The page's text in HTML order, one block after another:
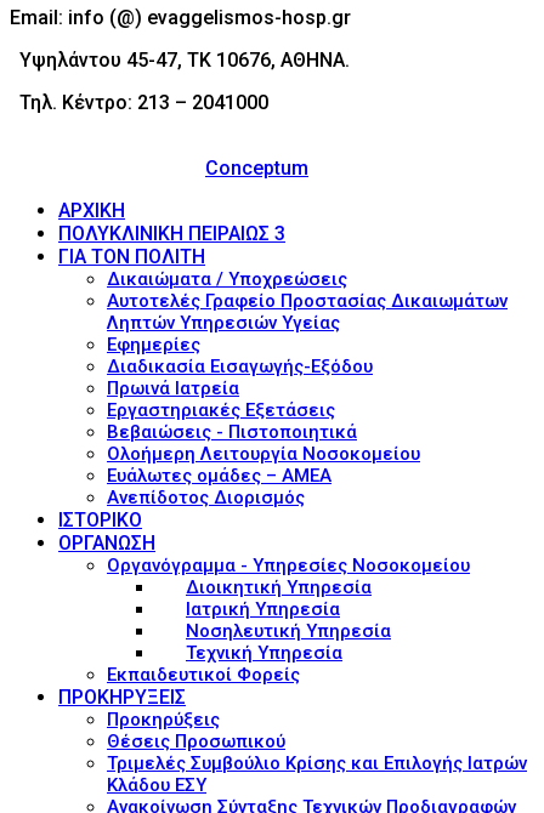
Email: info (@) evaggelismos-hosp.gr
Υψηλάντου 45-47, ΤΚ 10676, ΑΘΗΝΑ.
Τηλ. Κέντρο: 213 – 2041000
Conceptum
ΑΡΧΙΚΗ
ΠΟΛΥΚΛΙΝΙΚΗ ΠΕΙΡΑΙΩΣ 3
ΓΙΑ ΤΟΝ ΠΟΛΙΤΗ
Δικαιώματα / Υποχρεώσεις
Αυτοτελές Γραφείο Προστασίας Δικαιωμάτων
Ληπτών Υπηρεσιών Υγείας
Εφημερίες
Διαδικασία Εισαγωγής-Εξόδου
Πρωινά Ιατρεία
Εργαστηριακές Εξετάσεις
Βεβαιώσεις - Πιστοποιητικά
Ολοήμερη Λειτουργία Νοσοκομείου
Ευάλωτες ομάδες – ΑΜΕΑ
Ανεπίδοτος Διορισμός
ΙΣΤΟΡΙΚΟ
ΟΡΓΑΝΩΣΗ
Οργανόγραμμα - Υπηρεσίες Νοσοκομείου
Διοικητική Υπηρεσία
Ιατρική Υπηρεσία
Νοσηλευτική Υπηρεσία
Τεχνική Υπηρεσία
Εκπαιδευτικοί Φορείς
ΠΡΟΚΗΡΥΞΕΙΣ
Προκηρύξεις
Θέσεις Προσωπικού
Τριμελές Συμβούλιο Κρίσης και Επιλογής Ιατρών
Κλάδου ΕΣΥ
Ανακοίνωση Σύνταξης Τεχνικών Προδιαγραφών